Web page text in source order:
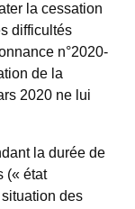
la cessation
difficultés
n°2020-
de la
2020 ne lui
la durée de
(« état
des